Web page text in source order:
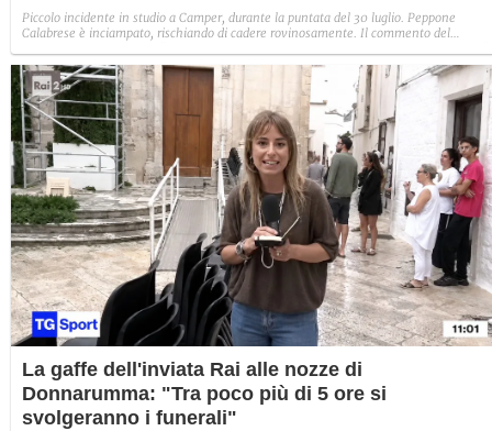
Piccolo incidente in studio a Camper, durante la puntata del 30 luglio. Peppone
Calabrese è inciampato, rischiando di cadere rovinosamente. Il commento del
La gaffe dell'inviata Rai alle nozze di
Donnarumma: "Tra poco più di 5 ore si
svolgeranno i funerali"